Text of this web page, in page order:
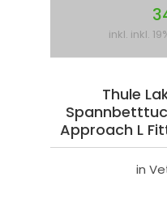
inkl. inkl.
Thule
Approach L
in